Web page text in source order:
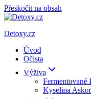
Přeskočit na obsah
Detoxy.cz
Úvod
Očista
Výživa
Fermentované
Kyselina